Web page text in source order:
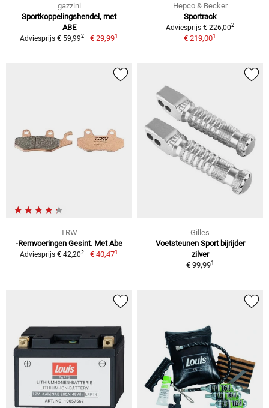
gazzini
Sportkoppelingshendel, met
ABE
Adviesprijs € 59,992 € 29,991
Hepco & Becker
Sportrack
Adviesprijs € 226,002
€ 219,001
TRW
-Remvoeringen Gesint. Met Abe
Adviesprijs € 42,202 € 40,471
Gilles
Voetsteunen Sport bijrijder
zilver
€ 99,991